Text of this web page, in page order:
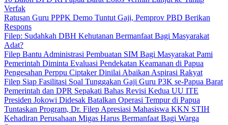
Verfak
Ratusan Guru PPPK Demo Tuntut Gaji, Pemprov PBD Berikan
Respons
Filep: Sudahkah DBH Kehutanan Bermanfaat Bagi Masyarakat
Adat?
Filep Bantu Administrasi Pembuatan SIM Bagi Masyarakat Pami
Pemerintah Diminta Evaluasi Pendekatan Keamanan di Papua
Pengesahan Perppu Ciptaker Dinilai Abaikan Aspirasi Rakyat
Filep Siap Fasilitasi Soal Tunggakan Gaji Guru P3K se-Papua Barat
Pemerintah dan DPR Sepakati Bahas Revisi Kedua UU ITE
Presiden Jokowi Didesak Batalkan Operasi Tempur di Papua
Tuntaskan Program, Dr. Filep Apresiasi Mahasiswa KKN STIH
Kehadiran Perusahaan Migas Harus Bermanfaat Bagi Warga